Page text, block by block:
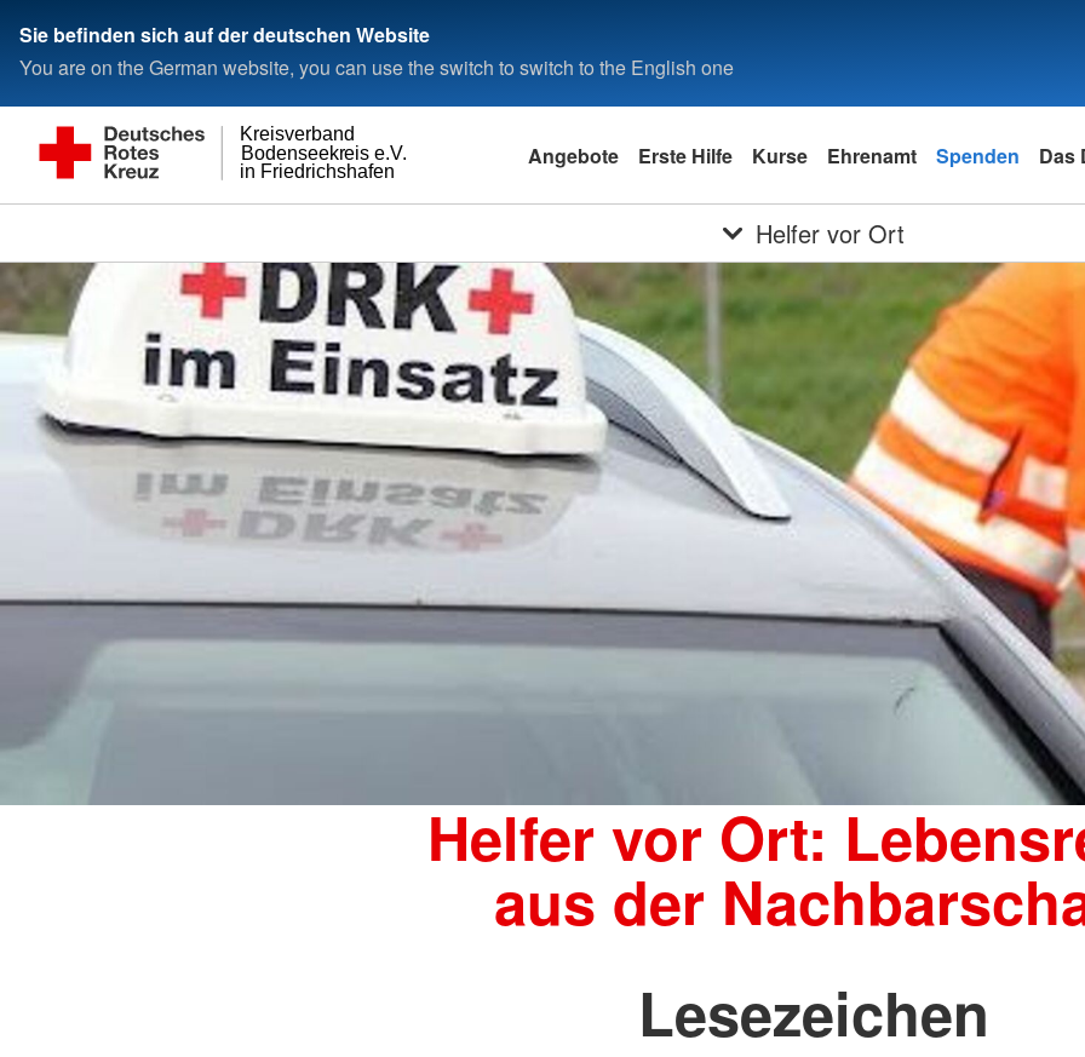
Sie befinden sich auf der deutschen Website
You are on the German website, you can use the switch to switch to the English one
in Friedrichshafen
Bodenseekreis e.V.
Kreisverband
Angebote Erste Hilfe Kurse Ehrenamt Spenden Das
Helfer vor Ort
Helfer vor Ort:
aus der
Lesezeichen